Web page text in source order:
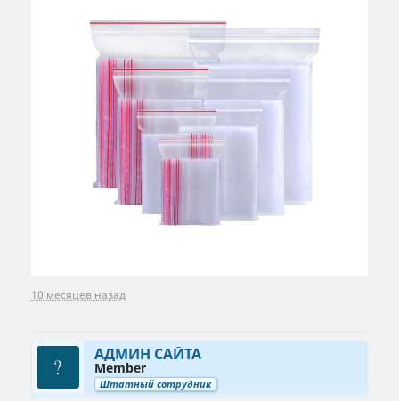
10 месяцев назад
АДМИН САЙТА
Member
Штатный сотрудник